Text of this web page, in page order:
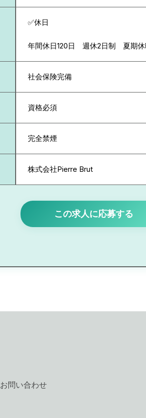
✅休日
年間休日120日 週休2日制 夏期休
社会保険完備
資格必須
完全禁煙
株式会社Pierre Brut
この求人に応募する
お問い合わせ